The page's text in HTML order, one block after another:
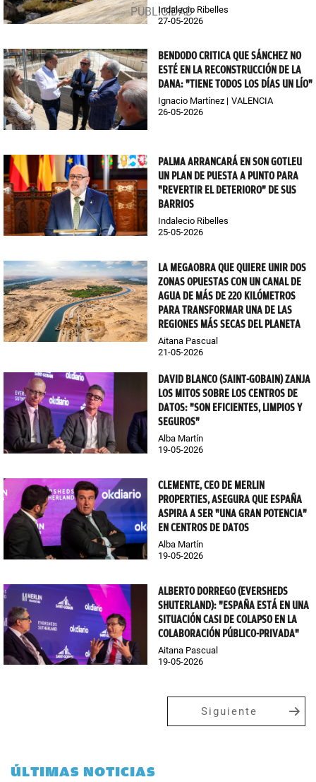
Indalecio Ribelles
27-05-2026
BENDODO CRITICA QUE SÁNCHEZ NO
ESTÉ EN LA RECONSTRUCCIÓN DE LA
DANA: "TIENE TODOS LOS DÍAS UN LÍO"
Ignacio Martínez
VALENCIA
26-05-2026
PALMA ARRANCARÁ EN SON GOTLEU
UN PLAN DE PUESTA A PUNTO PARA
"REVERTIR EL DETERIORO" DE SUS
BARRIOS
Indalecio Ribelles
25-05-2026
LA MEGAOBRA QUE QUIERE UNIR DOS
ZONAS OPUESTAS CON UN CANAL DE
AGUA DE MÁS DE 220 KILÓMETROS
PARA TRANSFORMAR UNA DE LAS
REGIONES MÁS SECAS DEL PLANETA
Aitana Pascual
21-05-2026
DAVID BLANCO (SAINT-GOBAIN) ZANJA
LOS MITOS SOBRE LOS CENTROS DE
DATOS: "SON EFICIENTES, LIMPIOS Y
SEGUROS"
Alba Martín
19-05-2026
CLEMENTE, CEO DE MERLIN
PROPERTIES, ASEGURA QUE ESPAÑA
ASPIRA A SER "UNA GRAN POTENCIA"
EN CENTROS DE DATOS
Alba Martín
19-05-2026
ALBERTO DORREGO (EVERSHEDS
SHUTERLAND): "ESPAÑA ESTÁ EN UNA
SITUACIÓN CASI DE COLAPSO EN LA
COLABORACIÓN PÚBLICO-PRIVADA"
Aitana Pascual
19-05-2026
Siguiente
ÚLTIMAS NOTICIAS